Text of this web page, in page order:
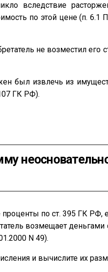
вследствие
по этой цене (п.
не возместил его
был извлечь из
ГК РФ).
по ст. 395 ГК РФ,
возмещает
N 49).
и вычислите их